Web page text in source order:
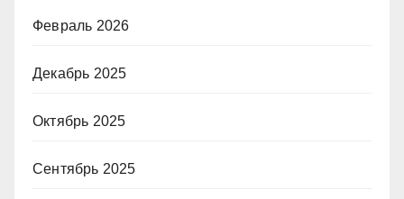
Февраль 2026
Декабрь 2025
Октябрь 2025
Сентябрь 2025